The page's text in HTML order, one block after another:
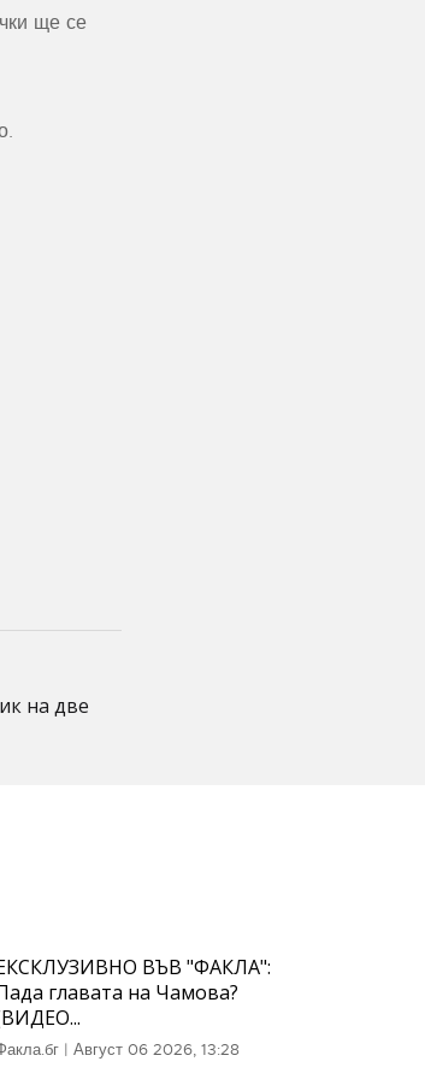
ще се
на две
ВЪВ "ФАКЛА":
главата на Чамова?
| Август 06 2026, 13:28